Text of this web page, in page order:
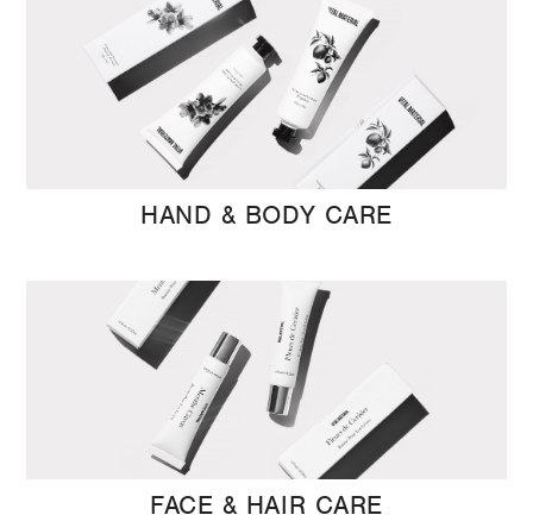
HAND & BODY CARE
FACE & HAIR CARE